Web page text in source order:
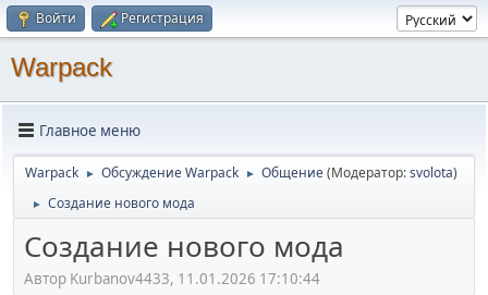
Войти Регистрация
Warpack
Главное меню
Warpack ► Обсуждение Warpack ► Общение(Модератор:svolota)
► Создание нового мода
Создание нового мода
Автор Kurbanov4433, 11.01.2026 17:10:44